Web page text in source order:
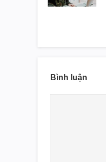
Bình luận